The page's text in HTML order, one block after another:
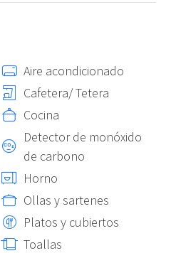
Aire acondicionado
Cafetera/ Tetera
Cocina
Detector de monóxido
de carbono
Horno
Ollas y sartenes
Platos y cubiertos
Toallas